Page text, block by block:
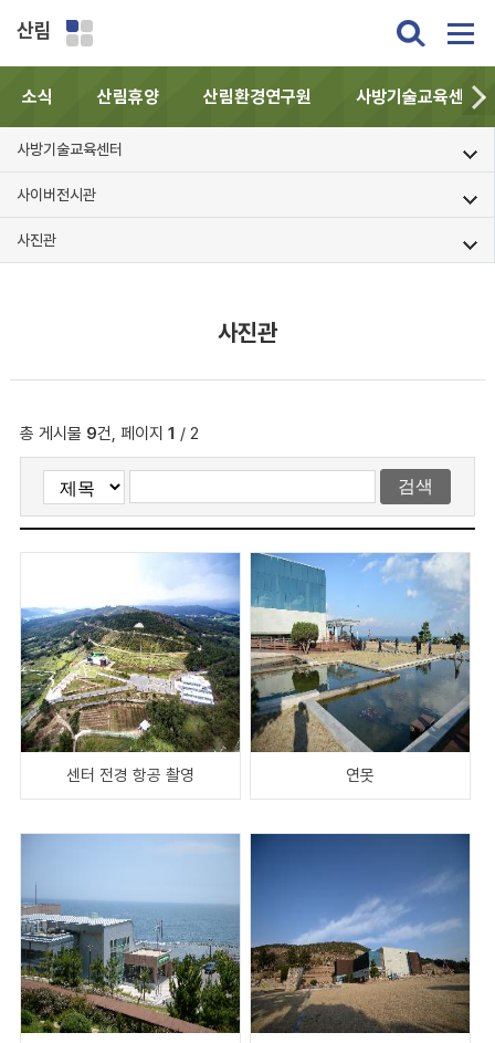
산림
소식 산림휴양 산림환경연구원 사방기술교육센터
사방기술교육센터
사이버전시관
사진관
사진관
총 게시물 9건, 페이지 1 / 2
센터 전경 항공 촬영 연못